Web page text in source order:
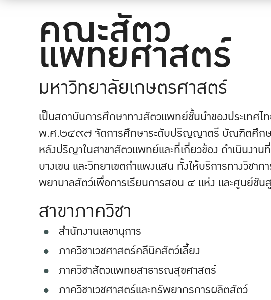
คณะสัตว
แพทยศาสตร์
มหาวิทยาลัยเกษตรศาสตร์
เป็นสถาบันการศึกษาทางสัตวแพทย์ชั้นนำของประเทศไ
พ.ศ.๒๔๙๗ จัดการศึกษาระดับปริญญาตรี บัณฑิตศึกษ
หลังปริญาในสาขาสัตวแพทย์และที่เกี่ยวข้อง ดำเนินงาน
บางเขน และวิทยาเขตกำแพงแสน ทั้งให้บริการทางวิชาก
พยาบาลสัตว์เพื่อการเรียนการสอน ๔ แห่ง และศูนย์ชัน
สาขาภาควิชา
สำนักงานเลขานุการ
ภาควิชาเวชศาสตร์คลีนิคสัตว์เลี้ยง
ภาควิชาสัตวแพทยสาธารณสุขศาสตร์
ภาควิชาเวชศาสตร์และทรัพยากรการผลิตสัตว์